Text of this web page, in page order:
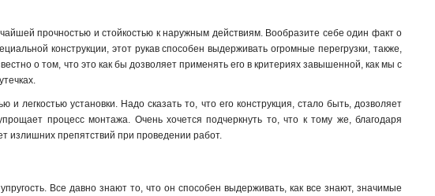
прочностью и стойкостью к наружным действиям. Вообразите себе один факт о
конструкции, этот рукав способен выдерживать огромные перегрузки, также,
о том, что это как бы дозволяет применять его в критериях завышенной, как мы с
и легкостью установки. Надо сказать то, что его конструкция, стало быть, дозволяет
процесс монтажа. Очень хочется подчеркнуть то, что к тому же, благодаря
излишних препятствий при проведении работ.
Все давно знают то, что он способен выдерживать, как все знают, значимые